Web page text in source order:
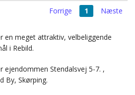
Forrige 1 Næste
en meget attraktiv, velbeliggende
i Rebild.
ejendommen Stendalsvej 5-7. ,
By, Skørping.